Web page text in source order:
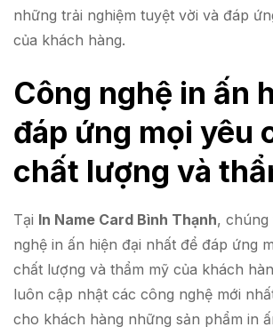
những trải nghiệm tuyệt vời và đáp
của khách hàng.
Công nghệ in ấn
đáp ứng mọi yêu
chất lượng và
Tại In Name Card Bình Thạnh, chúng
nghệ in ấn hiện đại nhất để đáp ứng
chất lượng và thẩm mỹ của khách
luôn cập nhật các công nghệ mới
cho khách hàng những sản phẩm in